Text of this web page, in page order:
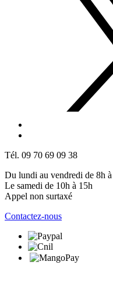
Tél. 09 70 69 09 38
Du lundi au vendredi de 8h
Le samedi de 10h à 15h
Appel non surtaxé
Contactez-nous